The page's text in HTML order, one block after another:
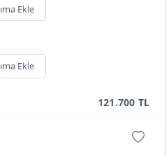
Ekle
Ekle
121.700 TL